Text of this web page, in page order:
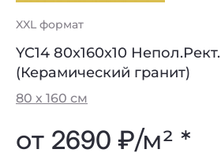
XXL формат
YC14 80x160x10 Непол.Рект.
(Керамический гранит)
80 х 160 см
от 2690 ₽/м² *